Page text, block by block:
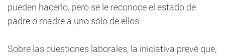
pueden hacerlo, pero se le reconoce el estado de
padre o madre a uno sólo de ellos.
Sobre las cuestiones laborales, la iniciativa prevé que,